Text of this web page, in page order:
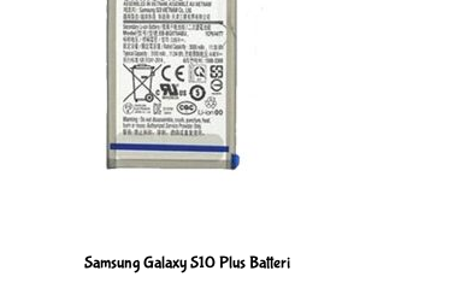
Samsung Galaxy S10 Plus Batteri